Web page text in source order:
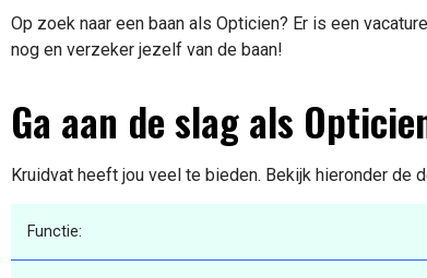
Op zoek naar een baan als Opticien? Er is een
nog en verzeker jezelf van de baan!
Ga aan de slag als
Kruidvat heeft jou veel te bieden. Bekijk hieronder de
Functie: